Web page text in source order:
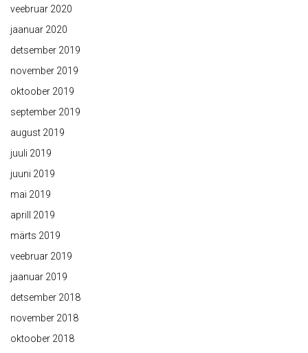
veebruar 2020
jaanuar 2020
detsember 2019
november 2019
oktoober 2019
september 2019
august 2019
juuli 2019
juuni 2019
mai 2019
aprill 2019
märts 2019
veebruar 2019
jaanuar 2019
detsember 2018
november 2018
oktoober 2018